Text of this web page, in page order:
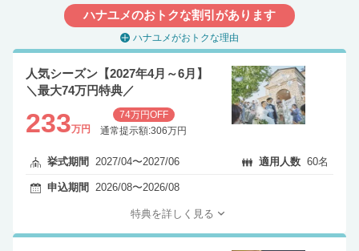
ハナユメのおトクな割引があります
ハナユメがおトクな理由
人気シーズン【2027年4月～6月】
＼最大74万円特典／
233万円
74万円OFF
通常提示額:306万円
挙式期間 2027/04〜2027/06 適用人数 60名
申込期間 2026/08〜2026/08
特典を詳しく見る